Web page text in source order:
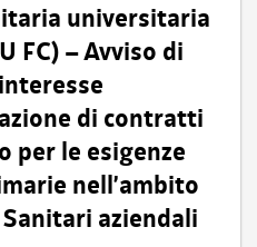
universitaria
FC) – Avviso di
di contratti
per le esigenze
nell’ambito
aziendali